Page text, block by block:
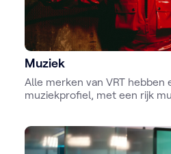
Muziek
Alle merken van VRT hebben
muziekprofiel, met een rijk
passen binnen het
van de publieke omroep.